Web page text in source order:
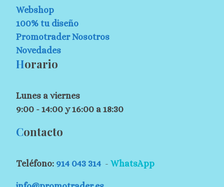
Webshop
100% tu diseño
Promotrader Nosotros
Novedades
Horario
Lunes a viernes
9:00 - 14:00 y 16:00 a 18:30
Contacto
Teléfono: 914 043 314 - WhatsApp